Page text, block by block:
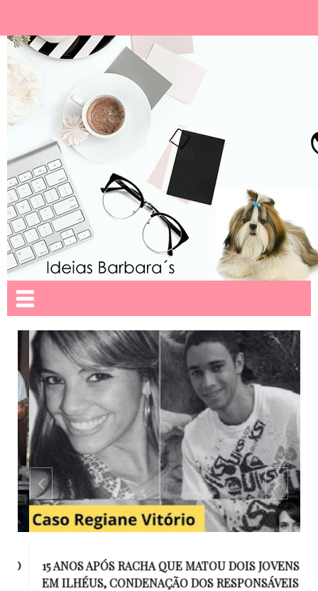
15 ANOS APÓS RACHA QUE MATOU DOIS JOVENS
EM ILHÉUS, CONDENAÇÃO DOS RESPONSÁVEIS